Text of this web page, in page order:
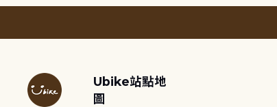
Ubike站點地
圖